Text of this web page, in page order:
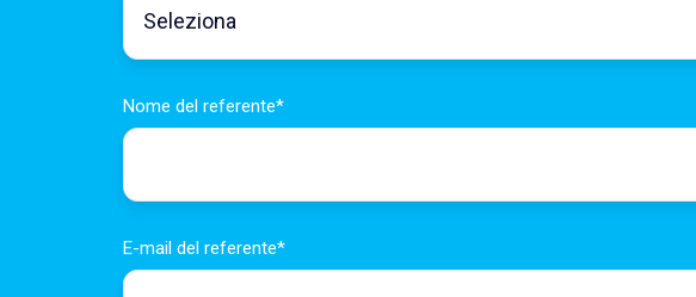
Nome del referente*
E-mail del referente*